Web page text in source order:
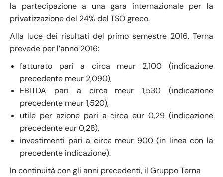
la partecipazione a una gara internazionale per la
privatizzazione del 24% del TSO greco.
Alla luce dei risultati del primo semestre 2016, Terna
prevede per l’anno 2016:
fatturato pari a circa meur 2,100 (indicazione
precedente meur 2,090),
EBITDA pari a circa meur 1,530 (indicazione
precedente meur 1,520),
utile per azione pari a circa eur 0,29 (indicazione
precedente eur 0,28),
investimenti pari a circa meur 900 (in linea con la
precedente indicazione).
In continuità con gli anni precedenti, il Gruppo Terna